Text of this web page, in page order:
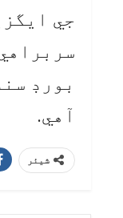
جي
بورڊ
آهي.
شیئر